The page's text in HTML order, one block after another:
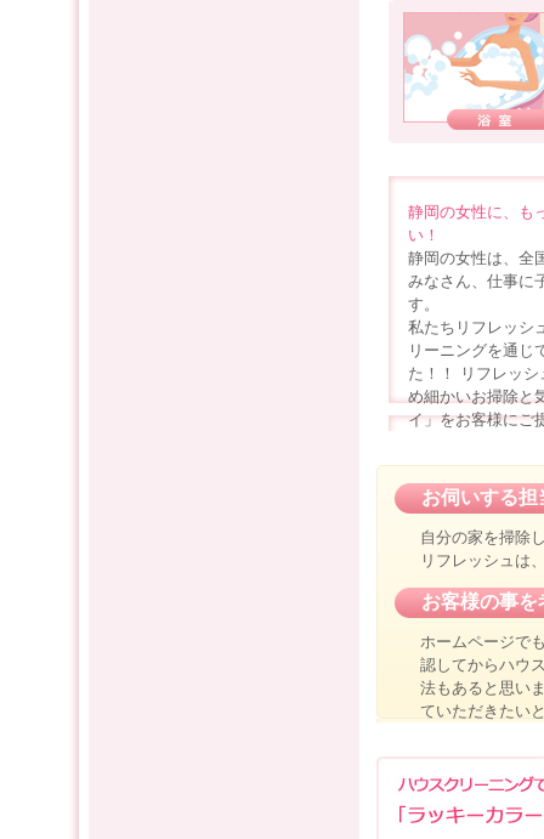
静岡の女性に、も
い！
静岡の女性は、全
みなさん、仕事に
す。
私たちリフレッシ
リーニングを通じ
た！！ リフレッ
め細かいお掃除と
イ」をお客様にご
お伺いする
自分の家を掃除
リフレッシュは
お客様の事
ホームページで
認してからハウ
法もあると思い
ていただきたい